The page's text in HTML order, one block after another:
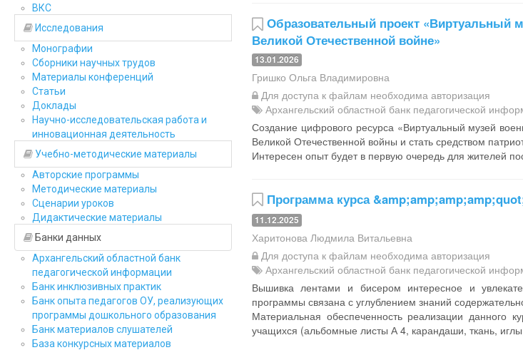
ВКС
Исследования
Монографии
Сборники научных трудов
Материалы конференций
Статьи
Доклады
Научно-исследовательская работа и
инновационная деятельность
Учебно-методические материалы
Авторские программы
Методические материалы
Сценарии уроков
Дидактические материалы
Банки данных
Архангельский областной банк
педагогической информации
Банк инклюзивных практик
Банк опыта педагогов ОУ, реализующих
программы дошкольного образования
Банк материалов слушателей
База конкурсных материалов
Образовательный проект «Виртуальный
Великой Отечественной войне»
13.01.2026
Гришко Ольга Владимировна
Для доступа к файлам необходима авторизация
Архангельский областной банк педагогической
Создание цифрового ресурса «Виртуальный музей
Великой Отечественной войны и стать средством
Интересен опыт будет в первую очередь для жителей
Программа курса
11.12.2025
Харитонова Людмила Витальевна
Для доступа к файлам необходима авторизация
Архангельский областной банк педагогической
Вышивка лентами и бисером интересное и
программы связана с углублением знаний
Материальная обеспеченность реализации данного
учащихся (альбомные листы А 4, карандаши, ткань,